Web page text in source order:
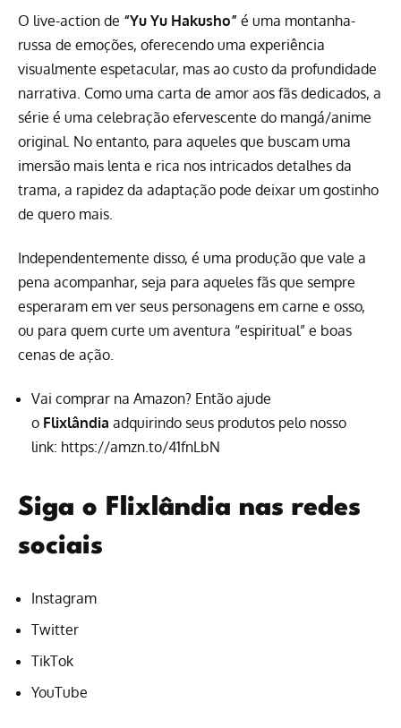
O live-action de “Yu Yu Hakusho” é uma montanha-
russa de emoções, oferecendo uma experiência
visualmente espetacular, mas ao custo da profundidade
narrativa. Como uma carta de amor aos fãs dedicados, a
série é uma celebração efervescente do mangá/anime
original. No entanto, para aqueles que buscam uma
imersão mais lenta e rica nos intricados detalhes da
trama, a rapidez da adaptação pode deixar um gostinho
de quero mais.
Independentemente disso, é uma produção que vale a
pena acompanhar, seja para aqueles fãs que sempre
esperaram em ver seus personagens em carne e osso,
ou para quem curte um aventura “espiritual” e boas
cenas de ação.
Vai comprar na Amazon? Então ajude
o Flixlândia adquirindo seus produtos pelo nosso
link: https://amzn.to/41fnLbN
Siga o Flixlândia nas redes
sociais
Instagram
Twitter
TikTok
YouTube